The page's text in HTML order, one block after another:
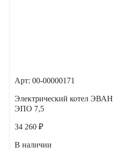
Арт: 00-00000171
Электрический котел ЭВАН
ЭПО 7,5
34 260 ₽
В наличии